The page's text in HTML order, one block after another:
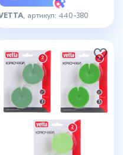
, артикул: 440-380